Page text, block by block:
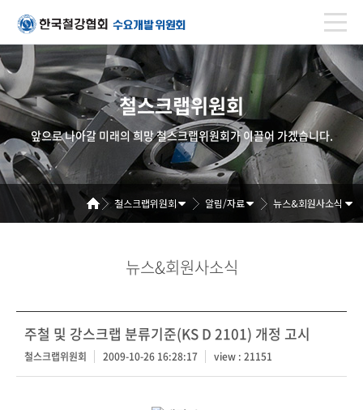
철스크랩위원회
앞으로 나아갈 미래의 희망 철스크랩위원회가 이끌어 가겠습니다.
철스크랩위원회 알림/자료 뉴스&회원사소식
뉴스&회원사소식
주철 및 강스크랩 분류기준(KS D 2101) 개정 고시
철스크랩위원회 2009-10-26 16:28:17 view : 21151